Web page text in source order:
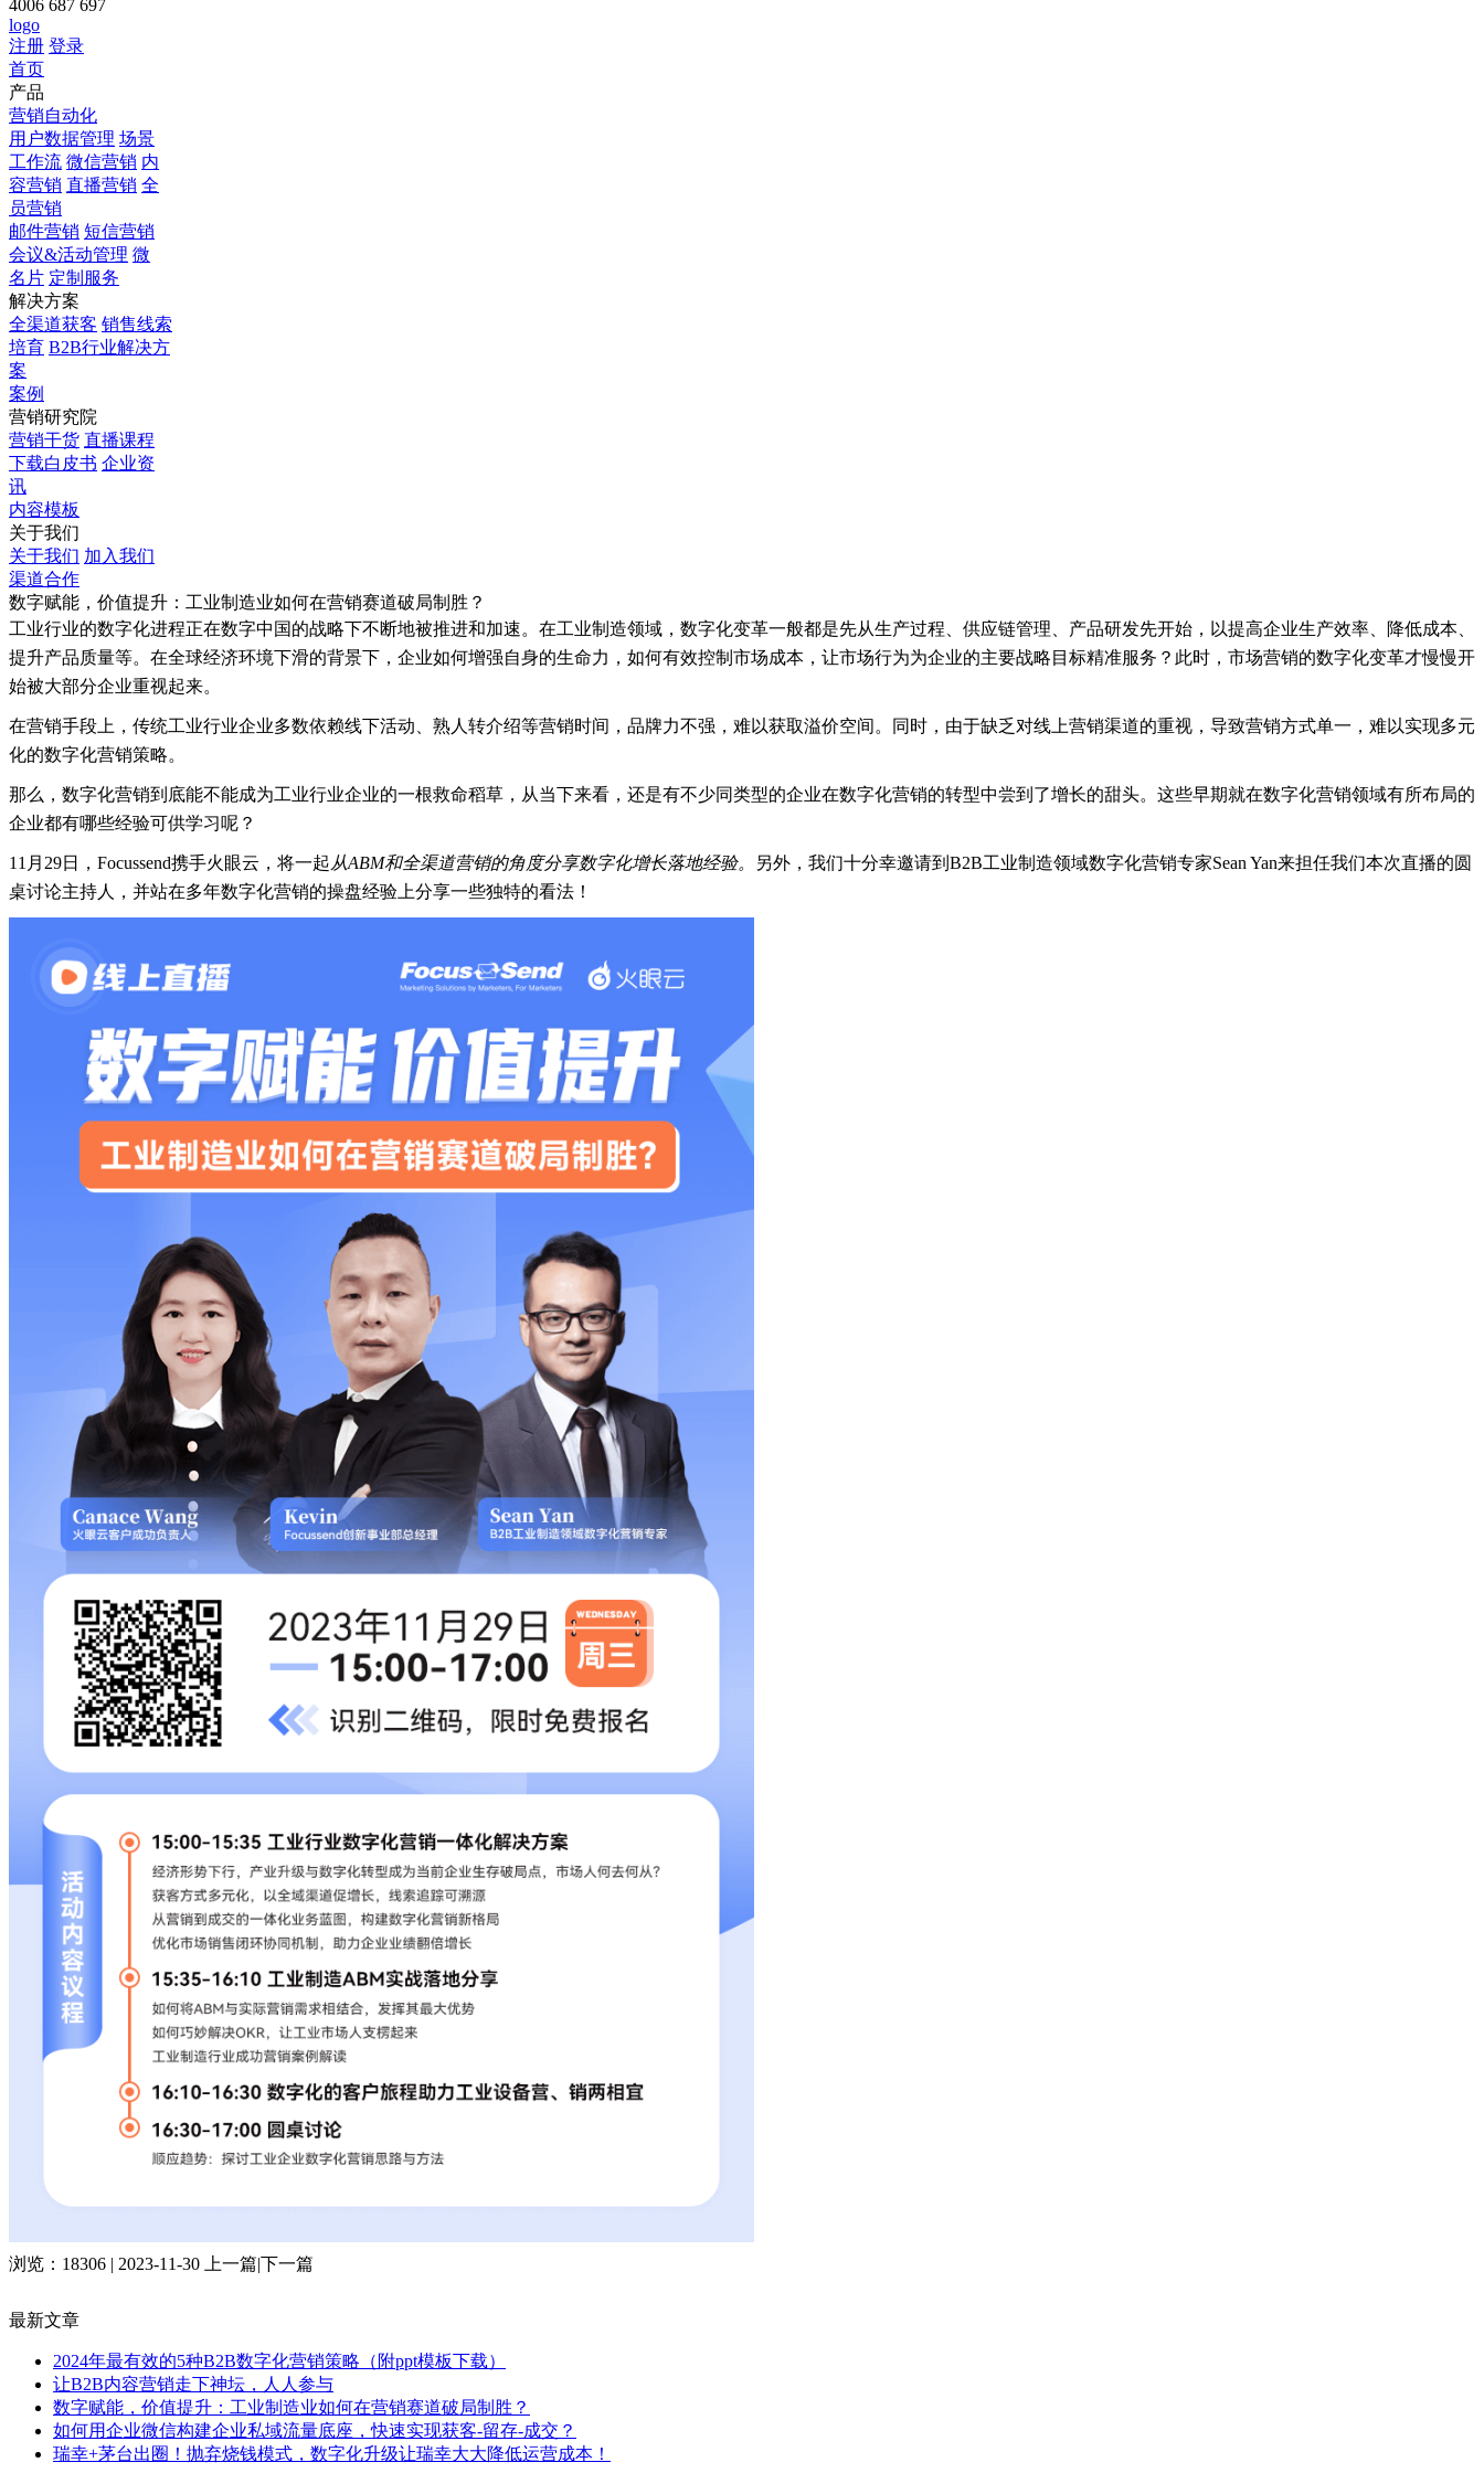
4006 687 697
logo
注册 登录
首页
产品
营销自动化
用户数据管理 场景
工作流 微信营销 内
容营销 直播营销 全
员营销
邮件营销 短信营销
会议&活动管理 微
名片 定制服务
解决方案
全渠道获客 销售线索
培育 B2B行业解决方
案
案例
营销研究院
营销干货 直播课程
下载白皮书 企业资
讯
内容模板
关于我们
关于我们 加入我们
渠道合作
数字赋能，价值提升：工业制造业如何在营销赛道破局制胜？
工业行业的数字化进程正在数字中国的战略下不断地被推进和加速。在工业制造领域，数字化变革一般都是先从生产过程、供应链管理、产品研发先开始，以提高企业生产效率、降低成本、
提升产品质量等。在全球经济环境下滑的背景下，企业如何增强自身的生命力，如何有效控制市场成本，让市场行为为企业的主要战略目标精准服务？此时，市场营销的数字化变革才慢慢开
始被大部分企业重视起来。
在营销手段上，传统工业行业企业多数依赖线下活动、熟人转介绍等营销时间，品牌力不强，难以获取溢价空间。同时，由于缺乏对线上营销渠道的重视，导致营销方式单一，难以实现多元
化的数字化营销策略。
那么，数字化营销到底能不能成为工业行业企业的一根救命稻草，从当下来看，还是有不少同类型的企业在数字化营销的转型中尝到了增长的甜头。这些早期就在数字化营销领域有所布局的
企业都有哪些经验可供学习呢？
11月29日，Focussend携手火眼云，将一起从ABM和全渠道营销的角度分享数字化增长落地经验。
另外，我们十分幸邀请到B2B工业制造领域数字化营销专家Sean Yan来担任我们本次直播的圆
桌讨论主持人，并站在多年数字化营销的操盘经验上分享一些独特的看法！
浏览：18306 | 2023-11-30 上一篇|下一篇
最新文章
2024年最有效的5种B2B数字化营销策略（附ppt模板下载）
让B2B内容营销走下神坛，人人参与
数字赋能，价值提升：工业制造业如何在营销赛道破局制胜？
如何用企业微信构建企业私域流量底座，快速实现获客-留存-成交？
瑞幸+茅台出圈！抛弃烧钱模式，数字化升级让瑞幸大大降低运营成本！